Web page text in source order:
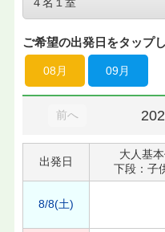
ご希望の出発日をタップ
08月 09月
前へ
出発日
大人基
下段：子
8/8(土)